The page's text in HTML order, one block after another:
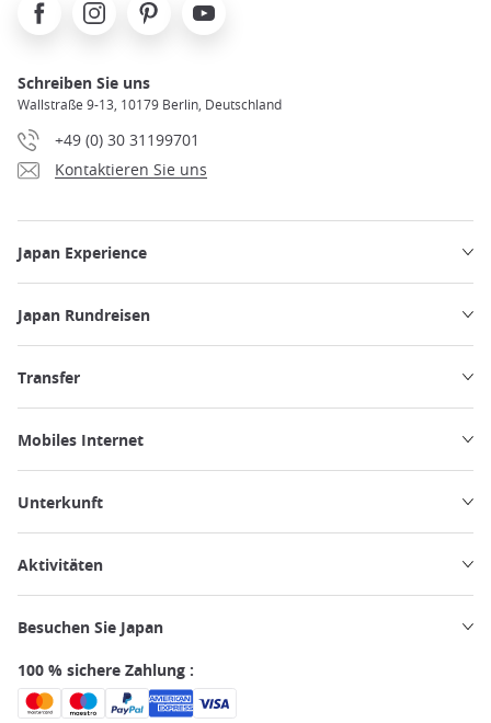
Schreiben Sie uns
Wallstraße 9-13, 10179 Berlin, Deutschland
+49 (0) 30 31199701
Kontaktieren Sie uns
Japan Experience
Japan Rundreisen
Transfer
Mobiles Internet
Unterkunft
Aktivitäten
Besuchen Sie Japan
100 % sichere Zahlung :